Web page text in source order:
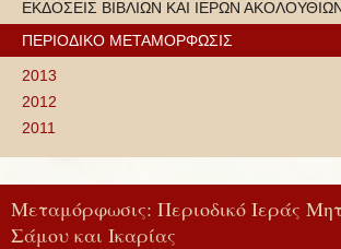
ΕΚΔΟΣΕΙΣ ΒΙΒΛΙΩΝ ΚΑΙ ΙΕΡΩΝ
ΠΕΡΙΟΔΙΚΟ ΜΕΤΑΜΟΡΦΩΣΙΣ
2013
2012
2011
Μεταμόρφωσις: Περιοδικό Ιεράς
Σάμου και Ικαρίας